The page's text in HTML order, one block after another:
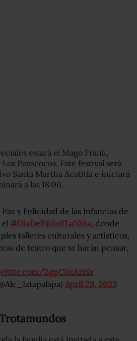
estará el Mago Frank,
Payacocos. Este festival será
Santa Martha Acatitla e iniciará
a las 18:00.
Paz y Felicidad de las Infancias de
#DíaDelNiñoYLaNiña , donde
talleres culturales y artísticos,
de teatro que te harán pensar,
ZgpC0xAHSx
April 29, 2023